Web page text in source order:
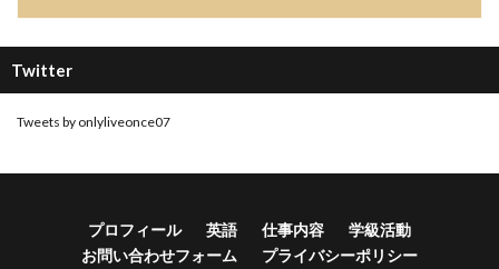
Twitter
Tweets by onlyliveonce07
プロフィール 英語 仕事内容
学級活動
お問い合わせフォーム
プライバシーポリシー